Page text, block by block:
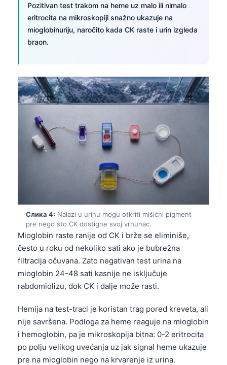
Pozitivan test trakom na heme uz malo ili nimalo
eritrocita na mikroskopiji snažno ukazuje na
mioglobinuriju, naročito kada CK raste i urin izgleda
braon.
Слика 4: Nalazi u urinu mogu otkriti mišićni pigment
pre nego što CK dostigne svoj vrhunac.
Mioglobin raste ranije od CK i brže se eliminiše,
često u roku od nekoliko sati ako je bubrežna
filtracija očuvana. Zato negativan test urina na
mioglobin 24-48 sati kasnije ne isključuje
rabdomiolizu, dok CK i dalje može rasti.
Hemija na test-traci je koristan trag pored kreveta, ali
nije savršena. Podloga za heme reaguje na mioglobin
i hemoglobin, pa je mikroskopija bitna: 0-2 eritrocita
po polju velikog uvećanja uz jak signal heme ukazuje
pre na mioglobin nego na krvarenje iz urina.